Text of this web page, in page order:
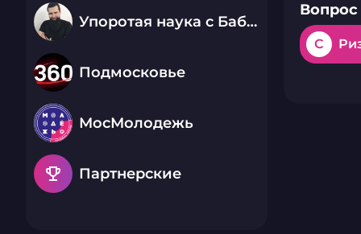
Упоротая наука с Бабаем Лютым
Подмосковье
МосМолодежь
emoji_events Партнерские
Вопрос
C